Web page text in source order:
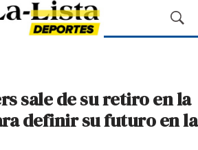
M
o
a
r
B
sale de su retiro en la
definir su futuro en la